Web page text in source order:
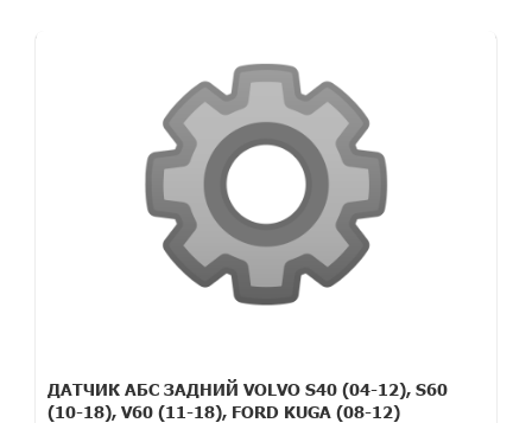
ДАТЧИК АБС ЗАДНИЙ VOLVO S40 (04-12), S60
(10-18), V60 (11-18), FORD KUGA (08-12)